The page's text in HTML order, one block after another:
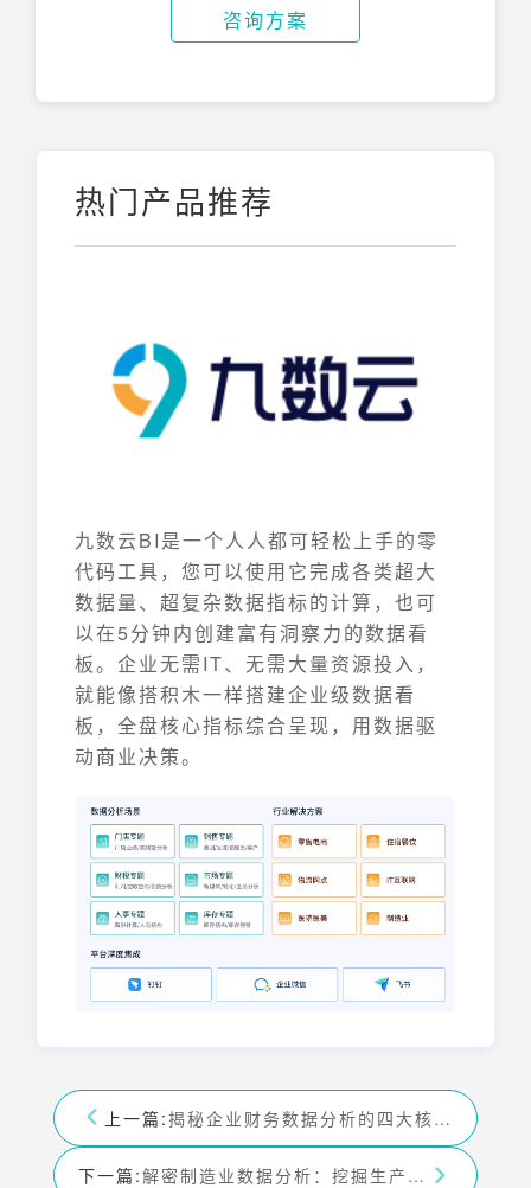
咨询方案
热门产品推荐
九数云BI是一个人人都可轻松上手的零
代码工具，您可以使用它完成各类超大
数据量、超复杂数据指标的计算，也可
以在5分钟内创建富有洞察力的数据看
板。企业无需IT、无需大量资源投入，
就能像搭积木一样搭建企业级数据看
板，全盘核心指标综合呈现，用数据驱
动商业决策。
上一篇: 揭秘企业财务数据分析的四大核心技术——九数云BI
下一篇: 解密制造业数据分析：挖掘生产潜力与提升效率——九数云BI